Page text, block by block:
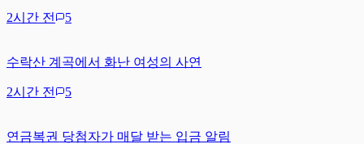
2시간 전 5
수락산 계곡에서 화난 여성의 사연
2시간 전 5
연금복권 당첨자가 매달 받는 입금 알림